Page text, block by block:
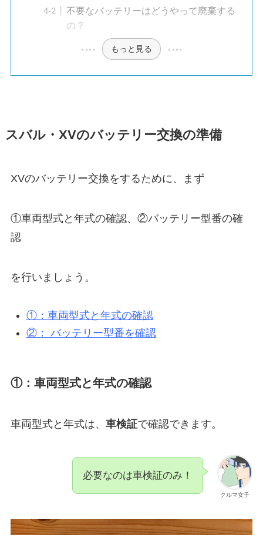
不要なバッテリーはどうやって廃棄する
の？
もっと見る
スバル・XVのバッテリー交換の準備
XVのバッテリー交換をするために、まず
①車両型式と年式の確認、②バッテリー型番の確
認
を行いましょう。
①：車両型式と年式の確認
②： バッテリー型番を確認
①：車両型式と年式の確認
車両型式と年式は、 車検証で確認できます。
クルマ女子
必要なのは車検証のみ！